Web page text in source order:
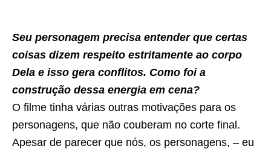
Seu personagem precisa entender que certas
coisas dizem respeito estritamente ao corpo
Dela e isso gera conflitos. Como foi a
construção dessa energia em cena?
O filme tinha várias outras motivações para os
personagens, que não couberam no corte final.
Apesar de parecer que nós, os personagens, – eu